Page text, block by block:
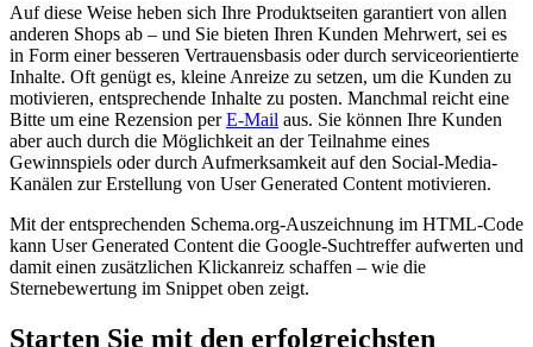
Auf diese Weise heben sich Ihre Produktseiten garantiert von allen
anderen Shops ab – und Sie bieten Ihren Kunden Mehrwert, sei es
in Form einer besseren Vertrauensbasis oder durch serviceorientierte
Inhalte. Oft genügt es, kleine Anreize zu setzen, um die Kunden zu
motivieren, entsprechende Inhalte zu posten. Manchmal reicht eine
Bitte um eine Rezension perE-Mail aus. Sie können Ihre Kunden
aber auch durch die Möglichkeit an der Teilnahme eines
Gewinnspiels oder durch Aufmerksamkeit auf den Social-Media-
Kanälen zur Erstellung von User Generated Content motivieren.
Mit der entsprechenden Schema.org-Auszeichnung im HTML-Code
kann User Generated Content die Google-Suchtreffer aufwerten und
damit einen zusätzlichen Klickanreiz schaffen – wie die
Sternebewertung im Snippet oben zeigt.
Starten Sie mit den erfolgreichsten